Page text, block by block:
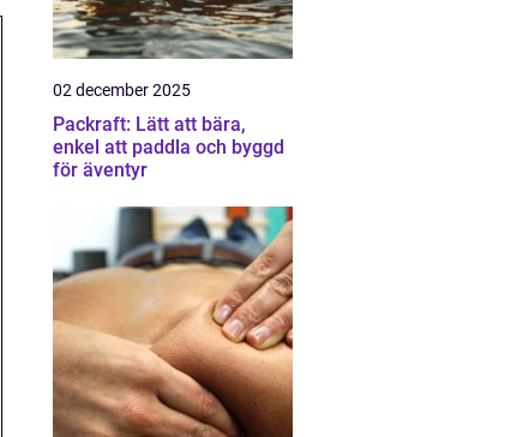
02 december 2025
Packraft: Lätt att bära,
enkel att paddla och byggd
för äventyr